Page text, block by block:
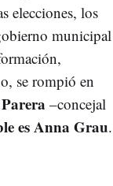
elecciones, los
municipal
se rompió en
–concejal
es Anna Grau.